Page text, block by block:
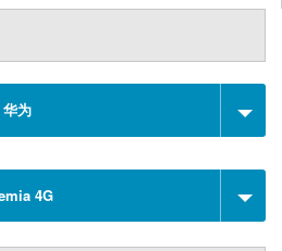
华为
4G